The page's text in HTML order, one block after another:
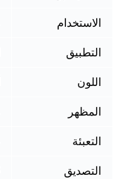
الاستخدام
التطبيق
اللون
المظهر
التعبئة
التصديق